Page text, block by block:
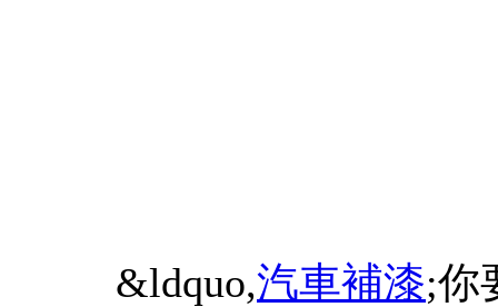
&ldquo,汽車補漆;你